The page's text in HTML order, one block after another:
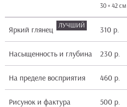
30 × 42 см
Яркий глянец 310 р.
Насыщенность и глубина 230 р.
На пределе восприятия 460 р.
Рисунок и фактура 500 р.